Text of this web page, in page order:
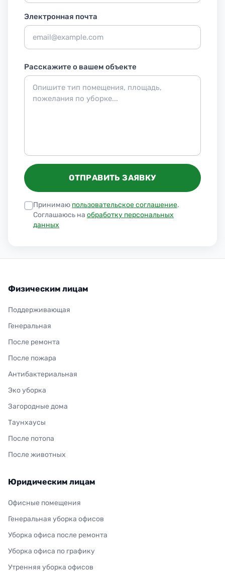
Электронная почта
Расскажите о вашем объекте
ОТПРАВИТЬ ЗАЯВКУ
Принимаю пользовательское соглашение.
Соглашаюсь на обработку персональных
данных
Физическим лицам
Поддерживающая
Генеральная
После ремонта
После пожара
Антибактериальная
Эко уборка
Загородные дома
Таунхаусы
После потопа
После животных
Юридическим лицам
Офисные помещения
Генеральная уборка офисов
Уборка офиса после ремонта
Уборка офиса по графику
Утренняя уборка офисов